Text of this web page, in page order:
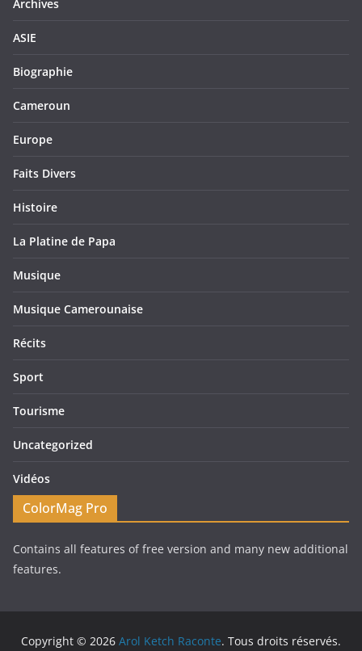
Archives
ASIE
Biographie
Cameroun
Europe
Faits Divers
Histoire
La Platine de Papa
Musique
Musique Camerounaise
Récits
Sport
Tourisme
Uncategorized
Vidéos
ColorMag Pro
Contains all features of free version and many new additional
features.
Copyright © 2026 Arol Ketch Raconte. Tous droits réservés.